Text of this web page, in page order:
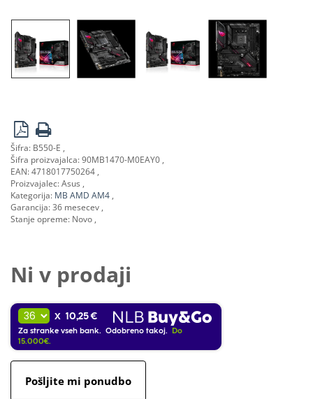
Šifra: B550-E
Šifra proizvajalca:90MB1470-M0EAY0
EAN:4718017750264
Proizvajalec:Asus
Kategorija: MB AMD AM4
Garancija:36 mesecev
Stanje opreme: Novo
Ni v prodaji
X 10,25 €
Za stranke vseh bank. Odobreno takoj.
Do
15.000€.
Pošljite mi ponudbo